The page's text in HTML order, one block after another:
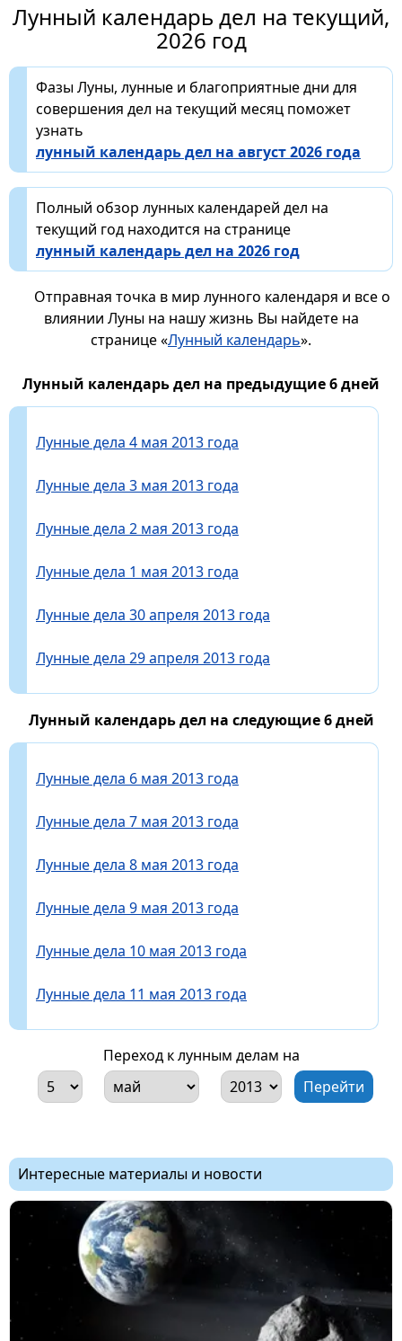
Лунный календарь дел на текущий,
2026 год
Фазы Луны, лунные и благоприятные дни для
совершения дел на текущий месяц поможет
узнать
лунный календарь дел на август 2026 года
Полный обзор лунных календарей дел на
текущий год находится на странице
лунный календарь дел на 2026 год
Отправная точка в мир лунного календаря и все о
влиянии Луны на нашу жизнь Вы найдете на
странице «Лунный календарь».
Лунный календарь дел на предыдущие 6 дней
Лунные дела 4 мая 2013 года
Лунные дела 3 мая 2013 года
Лунные дела 2 мая 2013 года
Лунные дела 1 мая 2013 года
Лунные дела 30 апреля 2013 года
Лунные дела 29 апреля 2013 года
Лунный календарь дел на следующие 6 дней
Лунные дела 6 мая 2013 года
Лунные дела 7 мая 2013 года
Лунные дела 8 мая 2013 года
Лунные дела 9 мая 2013 года
Лунные дела 10 мая 2013 года
Лунные дела 11 мая 2013 года
Переход к лунным делам на
Интересные материалы и новости